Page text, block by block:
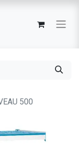
500